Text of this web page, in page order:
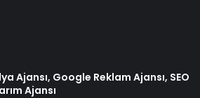
Ajansı, Google Reklam Ajansı, SEO
Ajansı